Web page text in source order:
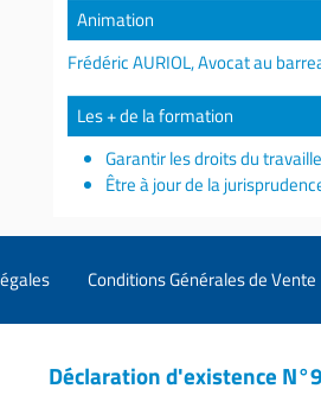
Animation
Frédéric AURIOL, Avocat au
Les + de la formation
Garantir les droits du
Être à jour de la
Conditions Générales de Vente
Déclaration d'existence